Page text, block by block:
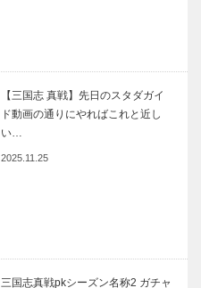
【三国志 真戦】先日のスタダガイ
ド動画の通りにやればこれと近し
い…
2025.11.25
三国志真戦pkシーズン名称2 ガチャ